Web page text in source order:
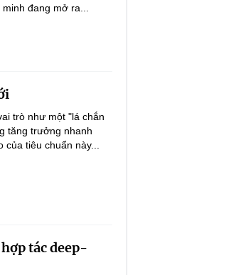
đang mở ra...
trò như một "lá chắn
tăng trưởng nhanh
tiêu chuẩn này...
tác deep-